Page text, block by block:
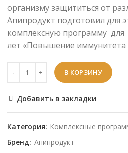
организму защититься от
Апипродукт подготовил для
комплексную программу для
лет «Повышение иммунитета
В КОРЗИНУ
Добавить в закладки
Категория: Комплексные
Бренд: Апипродукт